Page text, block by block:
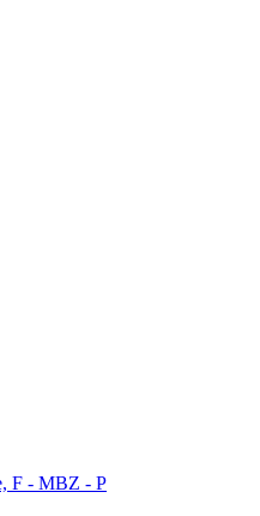
F - MBZ - P